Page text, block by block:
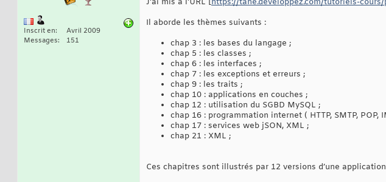
Inscrit en
Avril 2009
Messages
151
J'ai mis à l'URL [https://tahe.developpez.com/tutoriels-
Il aborde les thèmes suivants :
chap 3 : les bases du langage ;
chap 5 : les classes ;
chap 6 : les interfaces ;
chap 7 : les exceptions et erreurs ;
chap 9 : les traits ;
chap 10 : applications en couches ;
chap 12 : utilisation du SGBD MySQL ;
chap 16 : programmation internet ( HTTP, SMTP, POP,
chap 17 : services web jSON, XML ;
chap 21 : XML ;
Ces chapitres sont illustrés par 12 versions d’une